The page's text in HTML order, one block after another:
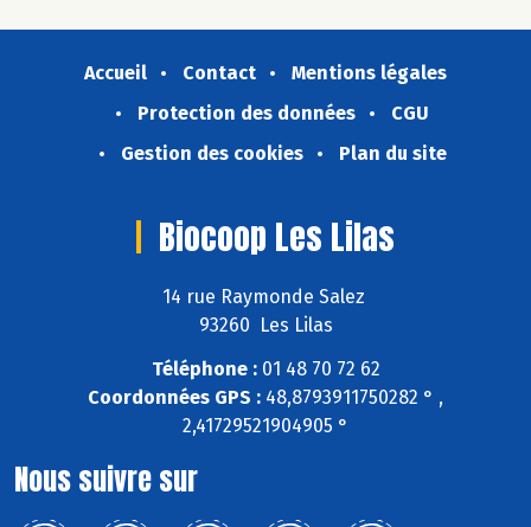
Accueil Contact
Mentions légales
Protection des données
CGU
Gestion des cookies
Plan du site
Biocoop Les Lilas
14 rue Raymonde Salez
93260 Les Lilas
Téléphone :01 48 70 72 62
Coordonnées GPS : 48,8793911750282 ° ,
2,41729521904905 °
Nous suivre sur